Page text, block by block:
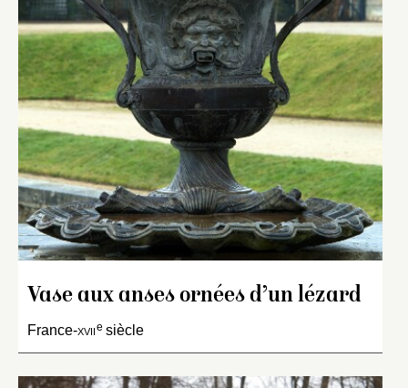
Vase aux anses ornées d’un lézard
France-xviie siècle